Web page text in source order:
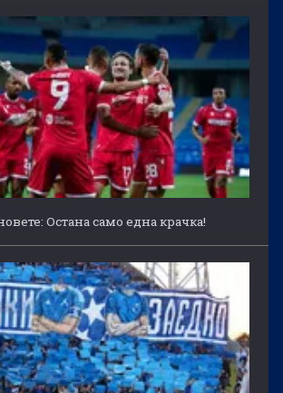
Остана само една крачка!